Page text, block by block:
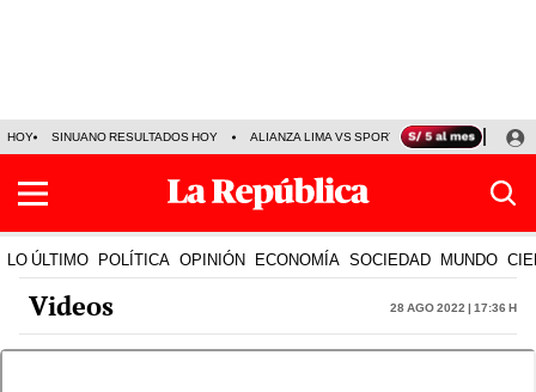
HOY SINUANO RESULTADOS HOY ALIANZA LIMA VS SPORT BOYS JORGE
LO ÚLTIMO POLÍTICA OPINIÓN ECONOMÍA SOCIEDAD MUNDO
Videos 28 Ago 2022 | 17:36 h